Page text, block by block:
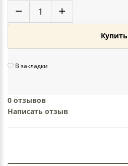
Купить
В закладки
0 отзывов
Написать отзыв